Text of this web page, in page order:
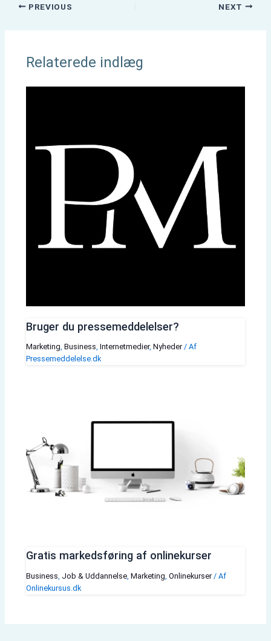
PREVIOUS NEXT
Relaterede indlæg
Bruger du pressemeddelelser?
Marketing, Business, Internetmedier, Nyheder/ Af
Pressemeddelelse.dk
Gratis markedsføring af onlinekurser
Business, Job & Uddannelse, Marketing, Onlinekurser/ Af
Onlinekursus.dk